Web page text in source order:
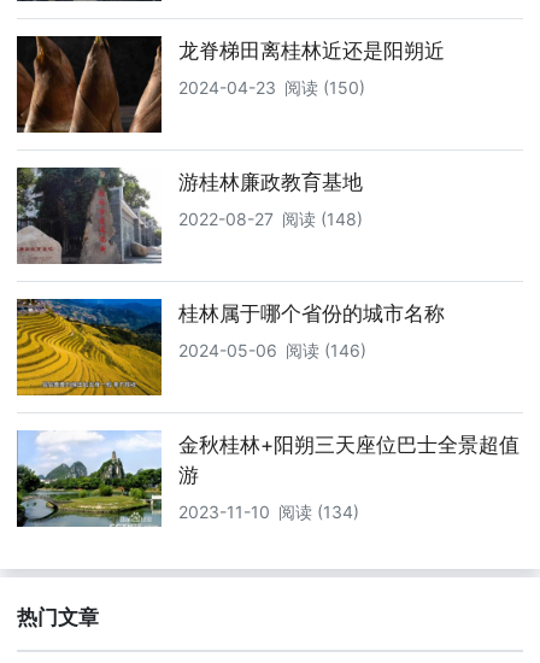
龙脊梯田离桂林近还是阳朔近
2024-04-23 阅读 (150)
游桂林廉政教育基地
2022-08-27 阅读 (148)
桂林属于哪个省份的城市名称
2024-05-06 阅读 (146)
金秋桂林+阳朔三天座位巴士全景超值
游
2023-11-10 阅读 (134)
热门文章